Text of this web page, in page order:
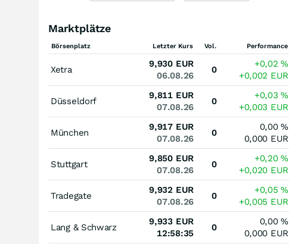
Marktplätze
Börsenplatz Letzter Kurs Vol. Performance
Xetra
9,930 EUR
06.08.26
0
+0,02%
+0,002 EUR
Düsseldorf
9,811 EUR
07.08.26
0
+0,03%
+0,003 EUR
München
9,917 EUR
07.08.26
0
0,00%
0,000 EUR
Stuttgart
9,850 EUR
07.08.26
0
+0,20%
+0,020 EUR
Tradegate
9,932 EUR
07.08.26
0
+0,05%
+0,005 EUR
Lang & Schwarz
9,933 EUR
12:58:35
0
0,00%
0,000 EUR